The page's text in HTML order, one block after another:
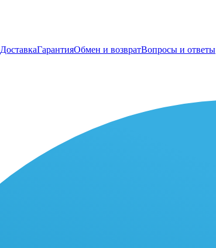
ДоставкаГарантияОбмен и возвратВопросы и ответы